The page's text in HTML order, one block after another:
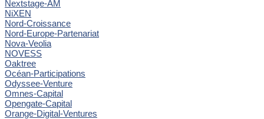
Nextstage-AM
NiXEN
Nord-Croissance
Nord-Europe-Partenariat
Nova-Veolia
NOVESS
Oaktree
Océan-Participations
Odyssee-Venture
Omnes-Capital
Opengate-Capital
Orange-Digital-Ventures